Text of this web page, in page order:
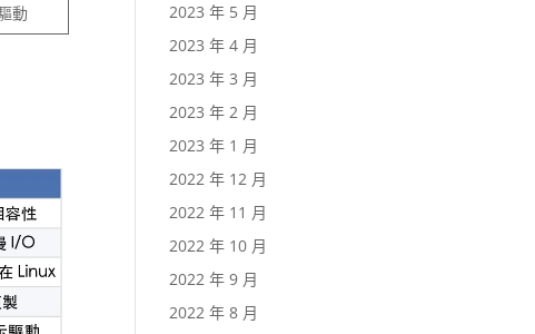
動
2023 年 5 月
2023 年 4 月
2023 年 3 月
2023 年 2 月
2023 年 1 月
2022 年 12 月
2022 年 11 月
2022 年 10 月
2022 年 9 月
2022 年 8 月